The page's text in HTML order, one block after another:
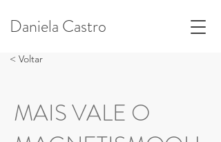
Daniela Castro
< Voltar
MAIS VALE O